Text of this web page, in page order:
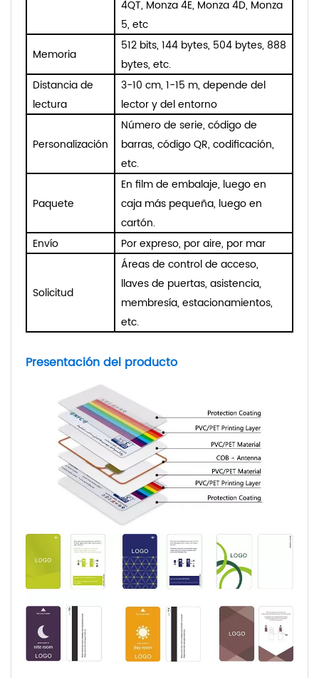
4QT, Monza 4E, Monza 4D, Monza
5, etc
Memoria
512 bits, 144 bytes, 504 bytes, 888
bytes, etc.
Distancia de
lectura
3-10 cm, 1-15 m, depende del
lector y del entorno
Personalización
Número de serie, código de
barras, código QR, codificación,
etc.
Paquete
En film de embalaje, luego en
caja más pequeña, luego en
cartón.
Envío
Por expreso, por aire, por mar
Solicitud
Áreas de control de acceso,
llaves de puertas, asistencia,
membresía, estacionamientos,
etc.
Presentación del producto